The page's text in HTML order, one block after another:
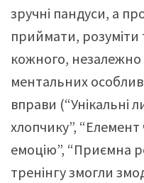
зручні пандуси, а
приймати, розуміти
кожного, незалежно
ментальних
вправи (“Унікальні
хлопчику”, “Елемент
емоцію”, “Приємна
тренінгу змогли